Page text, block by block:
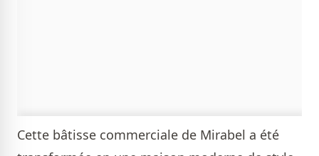
Cette bâtisse commerciale de Mirabel a été